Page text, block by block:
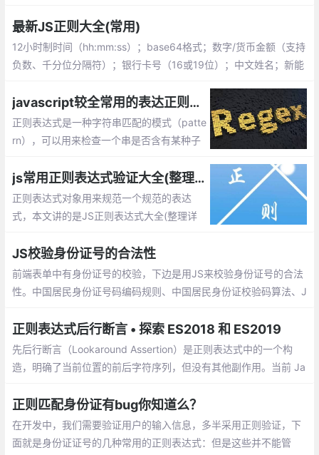
最新JS正则大全(常用)
12小时制时间（hh:mm:ss）；base64格式；数字/货币金额（支持
负数、千分位分隔符）；银行卡号（16或19位）；中文姓名；新能
javascript较全常用的表达正则验证,js中采用test()方法
正则表达式是一种字符串匹配的模式（patte
rn），可以用来检查一个串是否含有某种子
符合某个条件的子串等。本文整理了JS较全
且实用正则表达式。
js常用正则表达式验证大全(整理详细且实用)
正则表达式对象用来规范一个规范的表达
式，本文讲的是JS正则表达式大全(整理详
的需求等等
JS校验身份证号的合法性
前端表单中有身份证号的校验，下边是用JS来校验身份证号的合法
性。中国居民身份证号码编码规则、中国居民身份证校验码算法、J
正则表达式后行断言 • 探索 ES2018 和 ES2019
先后行断言（Lookaround Assertion）是正则表达式中的一个构
造，明确了当前位置的前后字符序列，但没有其他副作用。当前 Ja
当前位置接下来的字符序列
正则匹配身份证有bug你知道么？
在开发中，我们需要验证用户的输入信息，多半采用正则验证，下
面就是身份证证号的几种常用的正则表达式：但是这些并不能管